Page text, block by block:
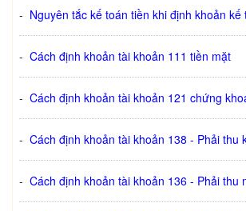
- Nguyên tắc kế toán tiền khi định khoản kế
- Cách định khoản tài khoản 111 tiền mặt
- Cách định khoản tài khoản 121 chứng
- Cách định khoản tài khoản 138 - Phải thu
- Cách định khoản tài khoản 136 - Phải thu